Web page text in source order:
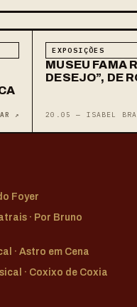
↗
EXPOSIÇÕES
MUSEU FAMA
DESEJO”, DE
20.05 — ISABEL
Foyer
· Por Bruno
· Astro em Cena
· Coxixo de Coxia